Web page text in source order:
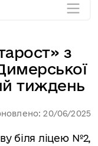
з
тиждень
20/06/2025
біля ліцею №2,